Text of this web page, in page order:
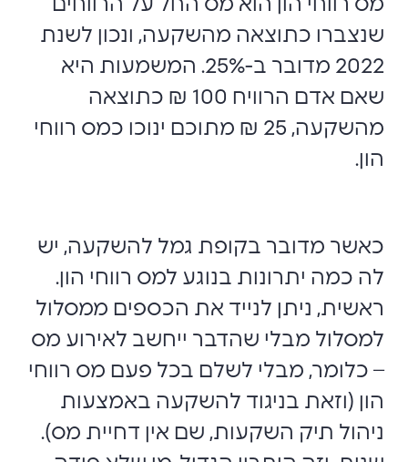
מס רווחי הון הוא מס החל על הרווחים
שנצברו כתוצאה מהשקעה, ונכון לשנת
2022 מדובר ב-25%. המשמעות היא
שאם אדם הרוויח 100 ₪ כתוצאה
מהשקעה, 25 ₪ מתוכם ינוכו כמס רווחי
הון.
כאשר מדובר בקופת גמל להשקעה, יש
לה כמה יתרונות בנוגע למס רווחי הון.
ראשית, ניתן לנייד את הכספים ממסלול
למסלול מבלי שהדבר ייחשב לאירוע מס
– כלומר, מבלי לשלם בכל פעם מס רווחי
הון (וזאת בניגוד להשקעה באמצעות
ניהול תיק השקעות, שם אין דחיית מס).